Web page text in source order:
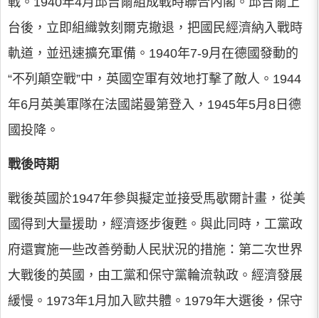
台後，立即組織敦刻爾克撤退，把國民經濟納入戰時
軌道，並迅速擴充軍備。1940年7-9月在德國發動的
“不列顛空戰”中，英國空軍有效地打擊了敵人。1944
年6月英美軍隊在法國諾曼第登入，1945年5月8日德
國投降。
戰後時期
戰後英國於1947年參與擬定並接受馬歇爾計畫，從美
國得到大量援助，經濟逐步復甦。與此同時，工黨政
府還實施一些改善勞動人民狀況的措施：第二次世界
大戰後的英國，由工黨和保守黨輪流執政。經濟發展
緩慢。1973年1月加入歐共體。1979年大選後，保守